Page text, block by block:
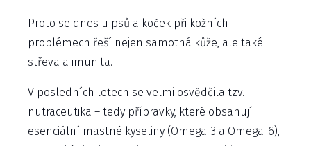
Proto se dnes u psů a koček při kožních
problémech řeší nejen samotná kůže, ale také
střeva a imunita.
V posledních letech se velmi osvědčila tzv.
nutraceutika – tedy přípravky, které obsahují
esenciální mastné kyseliny (Omega-3 a Omega-6),